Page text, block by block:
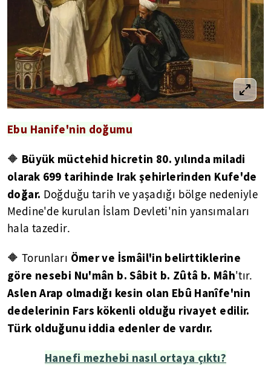
Ebu Hanife'nin doğumu
🔶 Büyük müctehid hicretin 80. yılında miladi
olarak 699 tarihinde Irak şehirlerinden Kufe'de
doğar. Doğduğu tarih ve yaşadığı bölge nedeniyle
Medine'de kurulan İslam Devleti'nin yansımaları
hala tazedir.
🔶 Torunları Ömer ve İsmâil'in belirttiklerine
göre nesebi Nu'mân b. Sâbit b. Zûtâ b. Mâh'tır.
Aslen Arap olmadığı kesin olan Ebû Hanîfe'nin
dedelerinin Fars kökenli olduğu rivayet edilir.
Türk olduğunu iddia edenler de vardır.
Hanefi mezhebi nasıl ortaya çıktı?